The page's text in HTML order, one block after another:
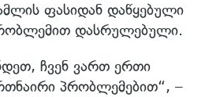
ფასიდან დაწყებული
დასრულებული.
ჩვენ ვართ ერთი
პრობლემებით“, –